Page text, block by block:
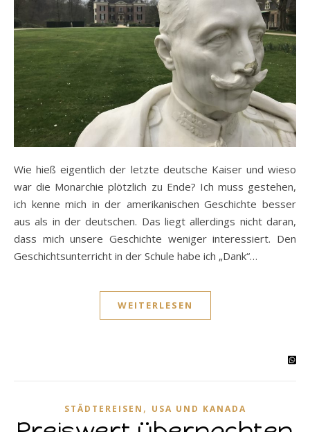
Wie hieß eigentlich der letzte deutsche Kaiser und wieso
war die Monarchie plötzlich zu Ende? Ich muss gestehen,
ich kenne mich in der amerikanischen Geschichte besser
aus als in der deutschen. Das liegt allerdings nicht daran,
dass mich unsere Geschichte weniger interessiert. Den
Geschichtsunterricht in der Schule habe ich „Dank“…
WEITERLESEN
STÄDTEREISEN , USA UND KANADA